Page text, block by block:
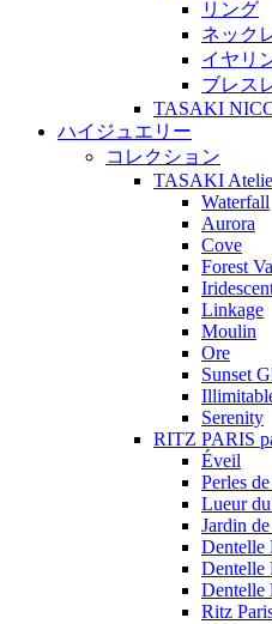
リング
ネック
イヤリ
ブレス
TASAKI
ハイジュエリー
コレクション
TASAKI
Waterfall
Aurora
Cove
Forest
Linkage
Moulin
Ore
Sunset
Serenity
RITZ PARIS
Éveil
Perles
Lueur
Jardin
Dentelle
Dentelle
Dentelle
Ritz